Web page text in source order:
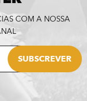
COM A NOSSA